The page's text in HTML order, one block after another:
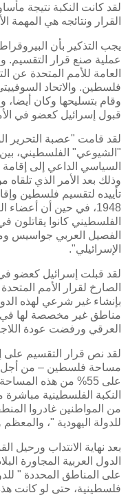
لقد كانت النكبة نتيجة
القرار ونتائجه هي المهمة
يجب التذكير بأن
عملية صنع قرار التقسيم.
العامة للأمم المتحدة عن
فلسطين. والاتحاد
وقام بتسليحها وكان أيضا،
قبول إسرائيل كعضو في
لقد قامت "عصبة التحرير
"الشيوعي" الفلسطيني،
السياسي الداعي إلى
وذلك بعد الأمر الذي
تأييده لتقسيم فلسطين
1948، في حين أن
الفلسطيني كانوا يقاتلون
الفصيل العربي جواسيس
الإسرائيلي".
لقد قبلت إسرائيل كعضو في
الصارخ لقرار الأمم
بإنشاء غير شرعي لهذه
مناطق غير مخصصة لها في
العرقي ورفضت عودة
النكبة الفلسطينية
من المواطنين غادروا
للدولة اليهودية "،
بعد نهاية الانتداب ورحيل
الدول العربية المجاورة
على المناطق المحددة "
فلسطينية، حتى لو كانت